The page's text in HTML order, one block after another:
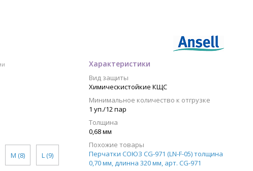
M (8) L (9)
Характеристики
Вид защиты
Химическистойкие КЩС
Минимальное количество к отгрузке
1 уп./12 пар
Толщина
0,68 мм
Похожие товары
Перчатки СОЮЗ CG-971 (LN-F-05) толщина
0,70 мм, длинна 320 мм, арт. CG-971